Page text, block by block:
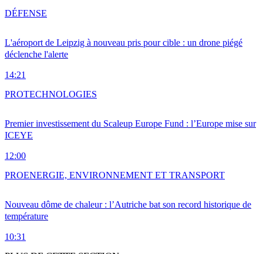
L'aéroport de Leipzig à nouveau pris pour cible : un drone piégé
déclenche l'alerte
14:21
DÉFENSE
Premier investissement du Scaleup Europe Fund : l’Europe mise sur
ICEYE
12:00
PROTECHNOLOGIES
Nouveau dôme de chaleur : l’Autriche bat son record historique de
température
10:31
PROENERGIE, ENVIRONNEMENT ET TRANSPORT